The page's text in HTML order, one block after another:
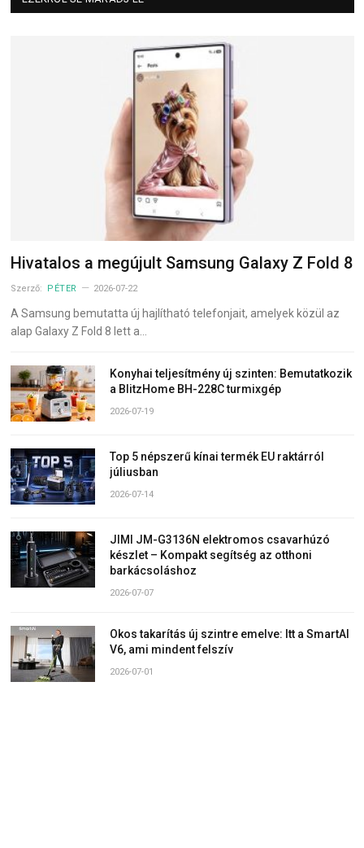
Hivatalos a megújult Samsung Galaxy Z Fold 8
Szerző: PÉTER 2026-07-22
A Samsung bemutatta új hajlítható telefonjait, amelyek közül az
alap Galaxy Z Fold 8 lett a…
Konyhai teljesítmény új szinten: Bemutatkozik
a BlitzHome BH-228C turmixgép
2026-07-19
Top 5 népszerű kínai termék EU raktárról
júliusban
2026-07-14
JIMI JM-G3136N elektromos csavarhúzó
készlet – Kompakt segítség az otthoni
barkácsoláshoz
2026-07-07
Okos takarítás új szintre emelve: Itt a SmartAI
V6, ami mindent felszív
2026-07-01